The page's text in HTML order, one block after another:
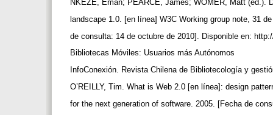
NKEZE, Eman; PEARCE, James; WOMER, Matt (ed.).
landscape 1.0. [en línea] W3C Working group note, 31
de consulta: 14 de octubre de 2010]. Disponible en:
Bibliotecas Móviles: Usuarios más Autónomos
InfoConexión. Revista Chilena de Bibliotecología y
O’REILLY, Tim. What is Web 2.0 [en línea]: design
for the next generation of software. 2005. [Fecha de